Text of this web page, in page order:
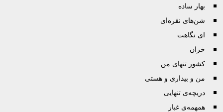
بهار ساده
شن‌های نقره‌ای
ای نگاهت
خزان
کشور تنهای من
من و بیداری و هستی
دریچه‌ی تنهایی
همهمه‌ی غبار